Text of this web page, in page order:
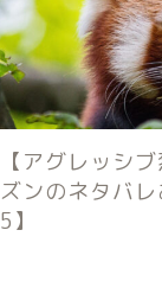
【アグレッシ
ズンのネタバ
5】